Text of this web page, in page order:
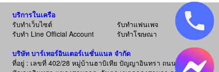
บริการในเครือ
รับทำเว็บไซต์
รับทำแฟนเพจ
รับทำ Line Official Account
รับทำโฆษณา
บริษัท บาร์เทอร์อินเตอร์เนชั่นแนล จำกัด
ที่อยู่ : เลขที่ 402/28 หมู่บ้านฮาบิเทีย ปัญญาอินทรา ถนน